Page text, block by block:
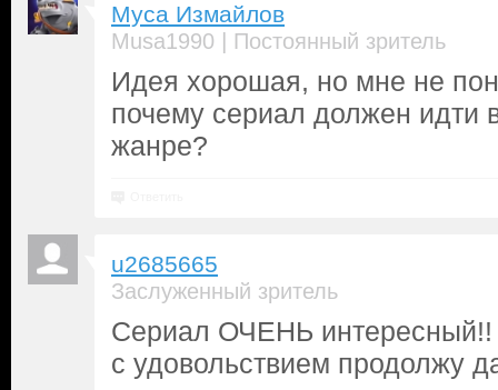
Муса Измайлов
Musa1990 | Постоянный зритель
Идея хорошая, но мне не
почему сериал должен идти
жанре?
u2685665
Заслуженный зритель
Сериал ОЧЕНЬ интересный!!
с удовольствием продолжу